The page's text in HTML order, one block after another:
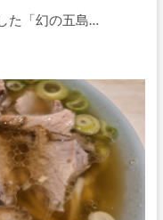
た「幻の五島…